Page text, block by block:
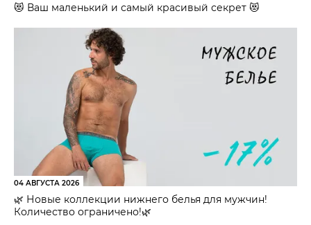
😻 Ваш маленький и самый красивый секрет 😻
04 АВГУСТА 2026
🌿 Новые коллекции нижнего белья для мужчин!
Количество ограничено!🌿